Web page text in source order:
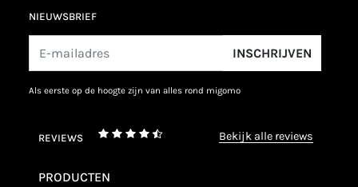
NIEUWSBRIEF
INSCHRIJVEN
als eerste op de hoogte zijn van alles rond migomo
REVIEWS bekijk alle reviews
PRODUCTEN